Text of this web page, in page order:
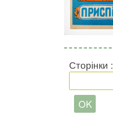
Сторінки :